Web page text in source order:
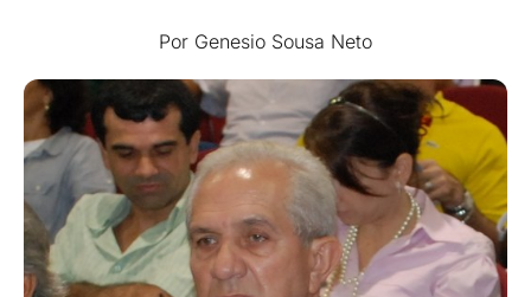
Por Genesio Sousa Neto